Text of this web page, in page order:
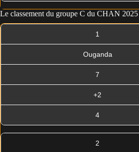
Le classement du groupe C du CHAN 2025
1
Ouganda
7
+2
4
2